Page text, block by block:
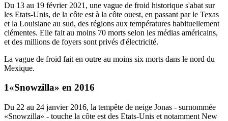
Du 13 au 19 février 2021, une vague de froid historique s'abat sur
les Etats-Unis, de la côte est à la côte ouest, en passant par le Texas
et la Louisiane au sud, des régions aux températures habituellement
clémentes. Elle fait au moins 70 morts selon les médias américains,
et des millions de foyers sont privés d'électricité.
La vague de froid fait en outre au moins six morts dans le nord du
Mexique.
«Snowzilla» en 2016
Du 22 au 24 janvier 2016, la tempête de neige Jonas - surnommée
«Snowzilla» - touche la côte est des Etats-Unis et notamment New